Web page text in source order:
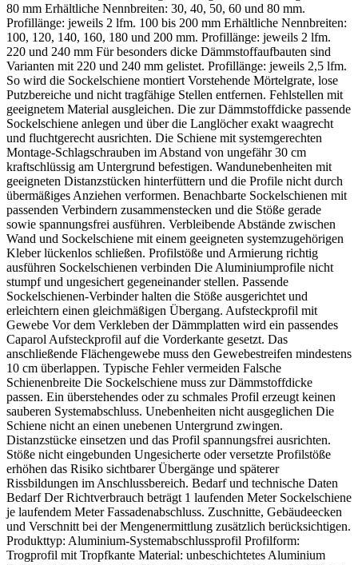
80 mm Erhältliche Nennbreiten: 30, 40, 50, 60 und 80 mm.
Profillänge: jeweils 2 lfm. 100 bis 200 mm Erhältliche Nennbreiten:
100, 120, 140, 160, 180 und 200 mm. Profillänge: jeweils 2 lfm.
220 und 240 mm Für besonders dicke Dämmstoffaufbauten sind
Varianten mit 220 und 240 mm gelistet. Profillänge: jeweils 2,5 lfm.
So wird die Sockelschiene montiert Vorstehende Mörtelgrate, lose
Putzbereiche und nicht tragfähige Stellen entfernen. Fehlstellen mit
geeignetem Material ausgleichen. Die zur Dämmstoffdicke passende
Sockelschiene anlegen und über die Langlöcher exakt waagrecht
und fluchtgerecht ausrichten. Die Schiene mit systemgerechten
Montage-Schlagschrauben im Abstand von ungefähr 30 cm
kraftschlüssig am Untergrund befestigen. Wandunebenheiten mit
geeigneten Distanzstücken hinterfüttern und die Profile nicht durch
übermäßiges Anziehen verformen. Benachbarte Sockelschienen mit
passenden Verbindern zusammenstecken und die Stöße gerade
sowie spannungsfrei ausführen. Verbleibende Abstände zwischen
Wand und Sockelschiene mit einem geeigneten systemzugehörigen
Kleber lückenlos schließen. Profilstöße und Armierung richtig
ausführen Sockelschienen verbinden Die Aluminiumprofile nicht
stumpf und ungesichert gegeneinander stellen. Passende
Sockelschienen-Verbinder halten die Stöße ausgerichtet und
erleichtern einen gleichmäßigen Übergang. Aufsteckprofil mit
Gewebe Vor dem Verkleben der Dämmplatten wird ein passendes
Caparol Aufsteckprofil auf die Vorderkante gesetzt. Das
anschließende Flächengewebe muss den Gewebestreifen mindestens
10 cm überlappen. Typische Fehler vermeiden Falsche
Schienenbreite Die Sockelschiene muss zur Dämmstoffdicke
passen. Ein überstehendes oder zu schmales Profil erzeugt keinen
sauberen Systemabschluss. Unebenheiten nicht ausgeglichen Die
Schiene nicht an einen unebenen Untergrund zwingen.
Distanzstücke einsetzen und das Profil spannungsfrei ausrichten.
Stöße nicht eingebunden Ungesicherte oder versetzte Profilstöße
erhöhen das Risiko sichtbarer Übergänge und späterer
Rissbildungen im Anschlussbereich. Bedarf und technische Daten
Bedarf Der Richtverbrauch beträgt 1 laufenden Meter Sockelschiene
je laufendem Meter Fassadenabschluss. Zuschnitte, Gebäudeecken
und Verschnitt bei der Mengenermittlung zusätzlich berücksichtigen.
Produkttyp: Aluminium-Systemabschlussprofil Profilform:
Trogprofil mit Tropfkante Material: unbeschichtetes Aluminium